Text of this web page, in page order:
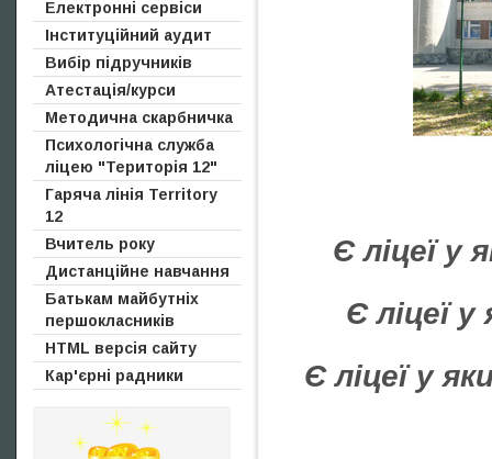
Є ліцеї у
Є ліцеї
Є ліцеї у
Електронні сервіси
Електронні освітні ресурси
Корисні посилання
Задати питання
Реклама закладу освіти в ЗМІ
Інституційний аудит
Вибір підручників
Атестація/курси
Методична скарбничка
Психологічна служба
ліцею "Територія 12"
Гаряча лінія Territory
12
Вчитель року
Дистанційне навчання
Батькам майбутніх
першокласників
HTML версія сайту
Кар'єрні радники